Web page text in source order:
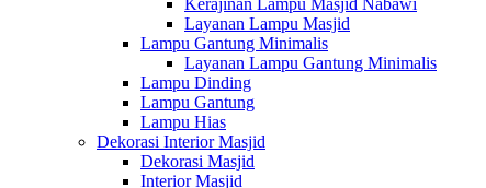
Kerajinan Lampu Masjid Nabawi
Layanan Lampu Masjid
Lampu Gantung Minimalis
Layanan Lampu Gantung Minimalis
Lampu Dinding
Lampu Gantung
Lampu Hias
Dekorasi Interior Masjid
Dekorasi Masjid
Interior Masjid